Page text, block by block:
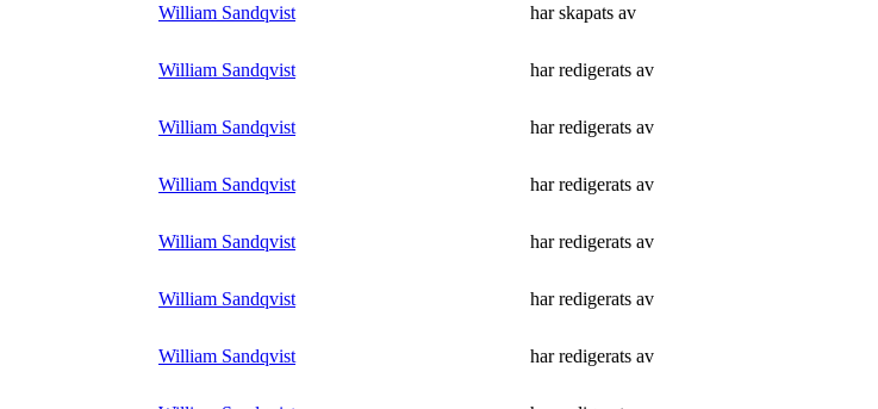
William Sandqvist har skapats av
William Sandqvist har redigerats av
William Sandqvist har redigerats av
William Sandqvist har redigerats av
William Sandqvist har redigerats av
William Sandqvist har redigerats av
William Sandqvist har redigerats av